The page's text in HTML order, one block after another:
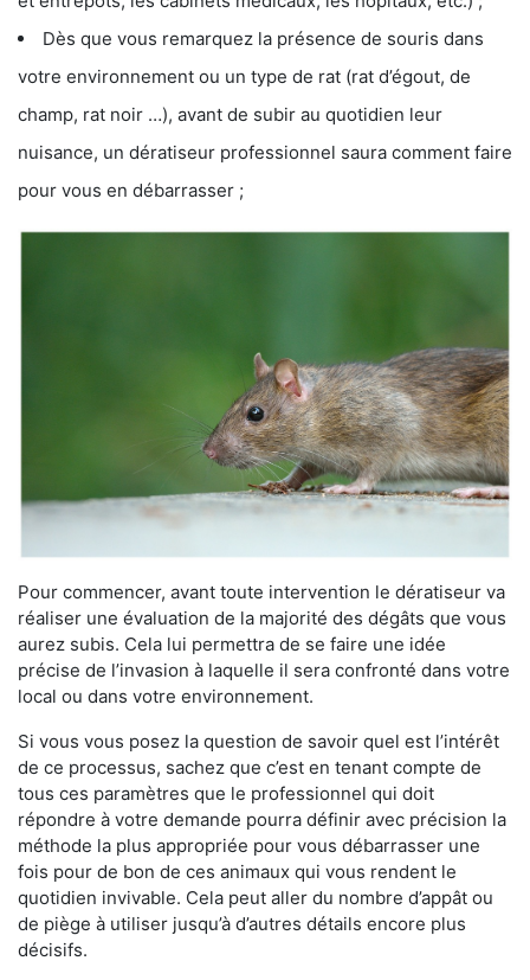
Dès que vous remarquez la présence de souris dans
votre environnement ou un type de rat (rat d’égout, de
champ, rat noir …), avant de subir au quotidien leur
nuisance, un dératiseur professionnel saura comment faire
pour vous en débarrasser ;
Pour commencer, avant toute intervention le dératiseur va
réaliser une évaluation de la majorité des dégâts que vous
aurez subis. Cela lui permettra de se faire une idée
précise de l’invasion à laquelle il sera confronté dans votre
local ou dans votre environnement.
Si vous vous posez la question de savoir quel est l’intérêt
de ce processus, sachez que c’est en tenant compte de
tous ces paramètres que le professionnel qui doit
répondre à votre demande pourra définir avec précision la
méthode la plus appropriée pour vous débarrasser une
fois pour de bon de ces animaux qui vous rendent le
quotidien invivable. Cela peut aller du nombre d’appât ou
de piège à utiliser jusqu’à d’autres détails encore plus
décisifs.